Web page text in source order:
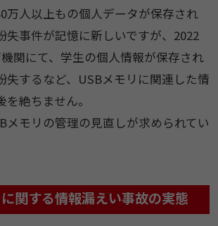
万人以上もの個人データが保存され
失事件が記憶に新しいですが、2022
関にて、学生の個人情報が保存され
失するなど、USBメモリに関連した情
絶ちません。
メモリの管理の見直しが求められてい
関する情報漏えい事故の実態